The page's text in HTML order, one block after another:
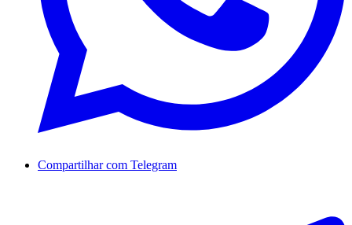
Compartilhar com Telegram